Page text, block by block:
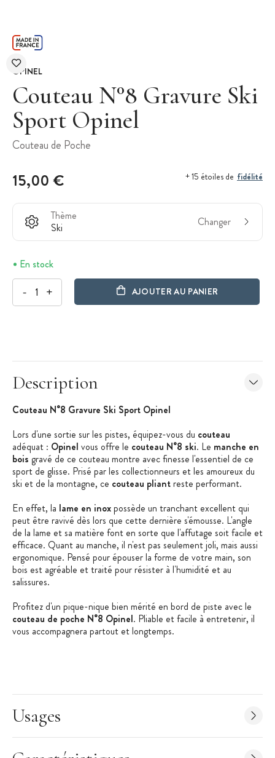
OPINEL
Couteau N°8 Gravure Ski
Sport Opinel
Couteau de Poche
15,00 € + 15 étoiles de fidélité
Thème
Ski
Changer
En stock
- + AJOUTER AU PANIER
Description
Couteau N°8 Gravure Ski Sport Opinel
Lors d'une sortie sur les pistes, équipez-vous du couteau
adéquat : Opinel vous offre le couteau N°8 ski. Le manche en
bois gravé de ce couteau montre avec finesse l'essentiel de ce
sport de glisse. Prisé par les collectionneurs et les amoureux du
ski et de la montagne, ce couteau pliantreste performant.
En effet, la lame en inoxpossède un tranchant excellent qui
peut être ravivé dès lors que cette dernière s'émousse. L'angle
de la lame et sa matière font en sorte que l'affutage soit facile et
efficace. Quant au manche, il n'est pas seulement joli, mais aussi
ergonomique. Pensé pour épouser la forme de votre main, son
bois est agréable et traité pour résister à l'humidité et au
salissures.
Profitez d'un pique-nique bien mérité en bord de piste avec le
couteau de poche N°8 Opinel. Pliable et facile à entretenir, il
vous accompagnera partout et longtemps.
Gravure de qualité
Bague de sécurité
Usages